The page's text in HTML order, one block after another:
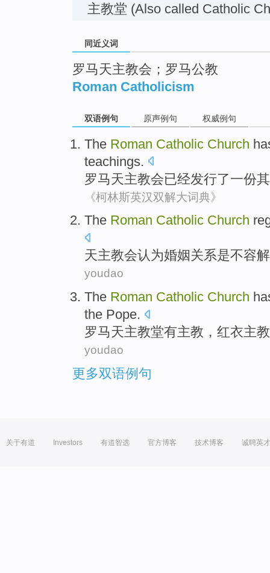
主教堂 (Also called Catholic
同近义词
罗马天主教会；罗马公教
Roman Catholicism
双语例句 原声例句 权威例句
The Roman Catholic Church
teachings.
罗马天主教会已经发行了一份其
《柯林斯英汉双解大词典》
The Roman Catholic Church
天主教会认为婚姻 关系是不容
youdao
The Roman Catholic Church
the Pope.
罗马天主教堂有主教 ， 红衣主教
youdao
更多双语例句
关于有道 Investors 有道智选 官方博客 技术博客 诚聘英才